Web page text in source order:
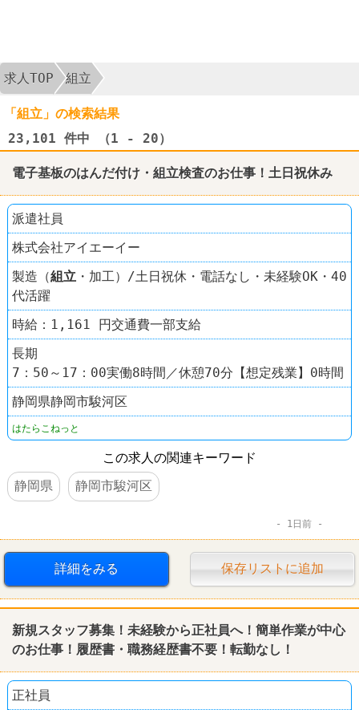
求人TOP 組立
「組立」の検索結果
23,101 件中 （1 - 20）
電子基板のはんだ付け・ 組立検査のお仕事！土日祝休み
派遣社員
株式会社アイエーイー
製造（組立 ・加工）/土日祝休・電話なし・未経験OK・40
代活躍
時給：1,161 円交通費一部支給
長期
7：50～17：00実働8時間／休憩70分【想定残業】0時間
静岡県静岡市駿河区
はたらこねっと
この求人の関連キーワード
静岡県
静岡市駿河区
1日前
詳細をみる 保存リストに追加
新規スタッフ募集！未経験から正社員へ！簡単作業が中心
のお仕事！履歴書・職務経歴書不要！転勤なし！
正社員